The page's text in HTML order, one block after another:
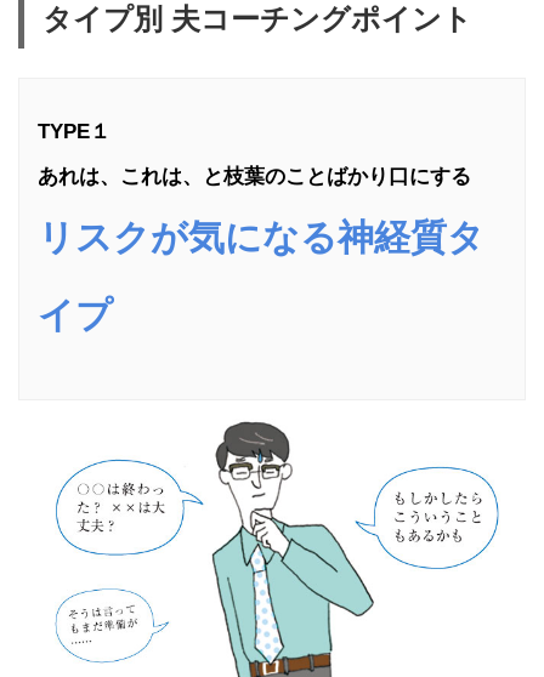
タイプ別 夫コーチングポイント
TYPE１
あれは、これは、と枝葉のことばかり口にする
リスクが気になる神経質タ
イプ